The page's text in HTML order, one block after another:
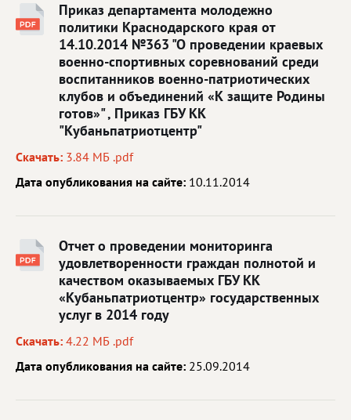
Приказ департамента молодежно
политики Краснодарского края от
14.10.2014 №363 "О проведении краевых
военно-спортивных соревнований среди
воспитанников военно-патриотических
клубов и объединений «К защите Родины
готов»" , Приказ ГБУ КК
"Кубаньпатриотцентр"
Скачать: 3.84 МБ .pdf
Дата опубликования на сайте: 10.11.2014
Отчет о проведении мониторинга
удовлетворенности граждан полнотой и
качеством оказываемых ГБУ КК
«Кубаньпатриотцентр» государственных
услуг в 2014 году
Скачать: 4.22 МБ .pdf
Дата опубликования на сайте: 25.09.2014